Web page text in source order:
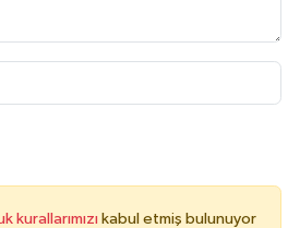
kurallarımızı kabul etmiş bulunuyor